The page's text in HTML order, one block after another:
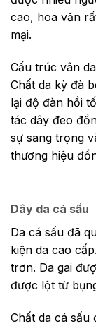
cao, hoa văn
mại.
Cấu trúc vân
Chất da kỳ đà
lại độ đàn hồi
tác dây đeo
sự sang trọng
thương hiệu
Dây da cá sấu
Da cá sấu đã
kiện da cao cấp.
trơn. Da gai
được lột từ
Chất da cá sấu